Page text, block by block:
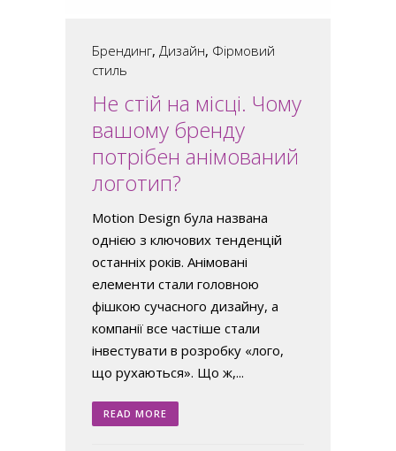
Брендинг, Дизайн, Фірмовий
стиль
Не стій на місці. Чому
вашому бренду
потрібен анімований
логотип?
Motion Design була названа
однією з ключових тенденцій
останніх років. Анімовані
елементи стали головною
фішкою сучасного дизайну, а
компанії все частіше стали
інвестувати в розробку «лого,
що рухаються». Що ж,...
READ MORE